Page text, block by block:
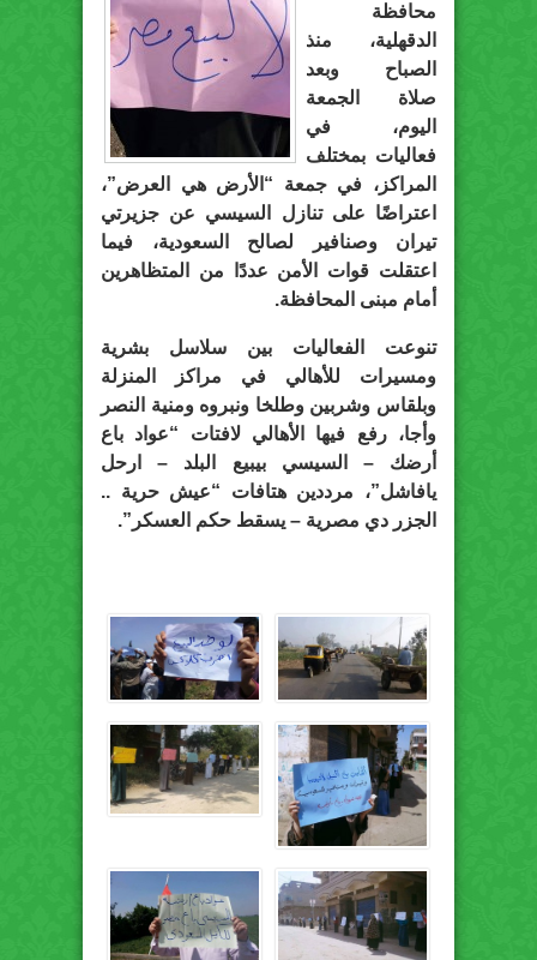
محافظة
الدقهلية، منذ
الصباح وبعد
صلاة الجمعة
اليوم، في
فعاليات بمختلف
المراكز، في جمعة “الأرض هي العرض”،
اعتراضًا على تنازل السيسي عن جزيرتي
تيران وصنافير لصالح السعودية، فيما
اعتقلت قوات الأمن عددًا من المتظاهرين
أمام مبنى المحافظة.
تنوعت الفعاليات بين سلاسل بشرية
ومسيرات للأهالي في مراكز المنزلة
وبلقاس وشربين وطلخا ونبروه ومنية النصر
وأجا، رفع فيها الأهالي لافتات “عواد باع
أرضك – السيسي بيبيع البلد – ارحل
يافاشل”، مرددين هتافات “عيش حرية ..
الجزر دي مصرية – يسقط حكم العسكر”.